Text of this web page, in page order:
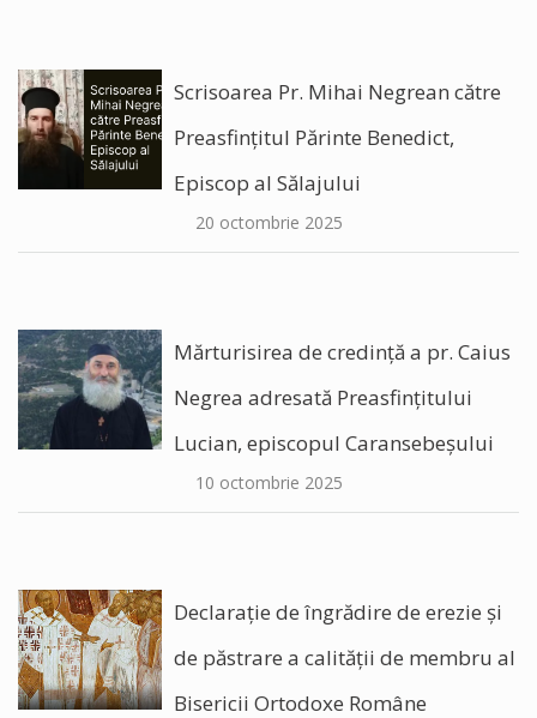
Scrisoarea Pr. Mihai Negrean către
Preasfințitul Părinte Benedict,
Episcop al Sălajului
20 octombrie 2025
Mărturisirea de credință a pr. Caius
Negrea adresată Preasfințitului
Lucian, episcopul Caransebeșului
10 octombrie 2025
Declarație de îngrădire de erezie și
de păstrare a calității de membru al
Bisericii Ortodoxe Române